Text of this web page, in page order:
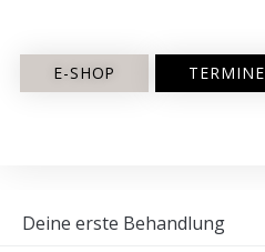
E-SHOP TERMINE
Deine erste Behandlung